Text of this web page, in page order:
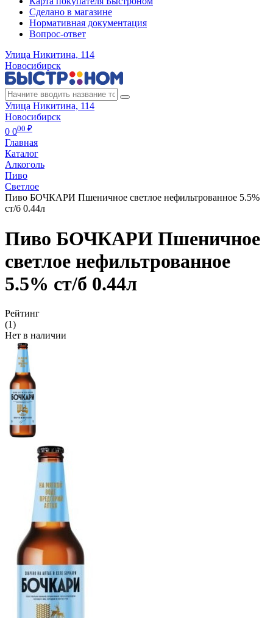
Сделано в магазине
Нормативная документация
Вопрос-ответ
Улица Никитина, 114
Новосибирск
Улица Никитина, 114
Новосибирск
0 000 ₽
Главная
Каталог
Алкоголь
Пиво
Cветлое
Пиво БОЧКАРИ Пшеничное светлое нефильтрованное 5.5%
ст/б 0.44л
Пиво БОЧКАРИ Пшеничное
светлое нефильтрованное
5.5% ст/б 0.44л
Рейтинг
(1)
Нет в наличии